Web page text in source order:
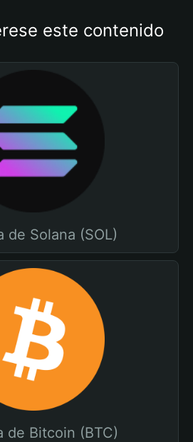
este contenido
de Solana (SOL)
de Bitcoin (BTC)